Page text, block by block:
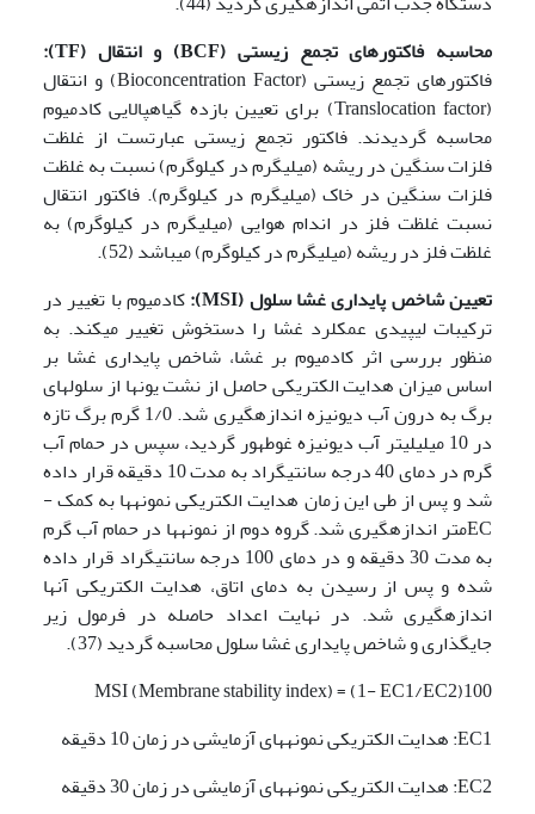
محاسبه فاکتورهای تجمع زیستی (
BCF
) و انتقال (TF
):
فاکتور­های تجمع زیستی (Bioconcentration Factor) و انتقال
(Translocation factor) برای تعیین بازده گیاه­پالایی کادمیوم
محاسبه گردیدند. فاکتور تجمع زیستی عبارتست از غلظت
فلزات سنگین در ریشه (میلی­گرم در کیلوگرم) نسبت به غلظت
فلزات سنگین در خاک (میلی­گرم در کیلوگرم). فاکتور انتقال
نسبت غلظت فلز در اندام هوایی (میلی­گرم در کیلوگرم) به
غلظت فلز در ریشه (میلی­گرم در کیلوگرم) می­باشد (52).
تعیین شاخص پایداریغشا سلول (MSI
):کادمیوم با تغییر در
ترکیبات لیپیدی عمکلرد غشا را دستخوش تغییر می­کند. به
منظور بررسی اثر کادمیوم بر غشا، شاخص پایداری غشا بر
اساس میزان هدایت الکتریکی حاصل از نشت یون­ها از سلول­های
برگ به درون آب دیونیزه اندازه­گیری شد. 1/0 گرم برگ تازه
در 10 میلی­لیتر آب دیونیزه غوطه­ور گردید، سپس در حمام آب
گرم در دمای 40 درجه سانتی­گراد به مدت 10 دقیقه قرار داده
شد و پس از طی این زمان هدایت الکتریکی نمونه­ها به کمک ­
ECمتر اندازه­گیری شد. گروه دوم از نمونه­ها در حمام آب گرم
به مدت 30 دقیقه و در دمای 100 درجه سانتیگراد قرار داده
شده و پس از رسیدن به دمای اتاق، هدایت الکتریکی آن­ها
اندازه­گیری شد. در نهایت اعداد حاصله در فرمول زیر
جایگذاری و شاخص پایداری غشا سلول محاسبه گردید (37).
MSI (Membrane stability index) = (1- EC1/EC2)100
EC1: هدایت الکتریکی نمونه­های آزمایشی در زمان 10 دقیقه
EC2: هدایت الکتریکی نمونه­های آزمایشی در زمان 30 دقیقه